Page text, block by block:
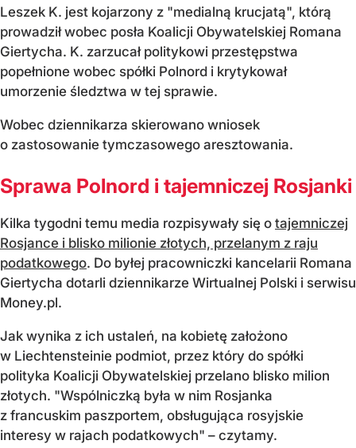
Leszek K. jest kojarzony z "medialną krucjatą", którą
prowadził wobec posła Koalicji Obywatelskiej Romana
Giertycha. K. zarzucał politykowi przestępstwa
popełnione wobec spółki Polnord i krytykował
umorzenie śledztwa w tej sprawie.
Wobec dziennikarza skierowano wniosek
o zastosowanie tymczasowego aresztowania.
Sprawa Polnord i tajemniczej Rosjanki
Kilka tygodni temu media rozpisywały się o tajemniczej
Rosjance i blisko milionie złotych, przelanym z raju
podatkowego. Do byłej pracowniczki kancelarii Romana
Giertycha dotarli dziennikarze Wirtualnej Polski i serwisu
Money.pl.
Jak wynika z ich ustaleń, na kobietę założono
w Liechtensteinie podmiot, przez który do spółki
polityka Koalicji Obywatelskiej przelano blisko milion
złotych. "Wspólniczką była w nim Rosjanka
z francuskim paszportem, obsługująca rosyjskie
interesy w rajach podatkowych" – czytamy.